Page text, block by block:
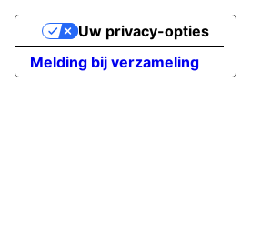
Melding bij verzameling
Uw privacy-opties